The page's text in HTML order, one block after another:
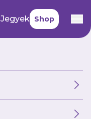
Jegyek Shop